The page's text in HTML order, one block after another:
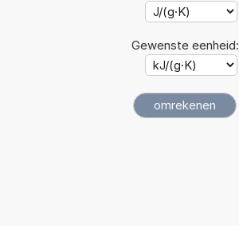
Gewenste eenheid: